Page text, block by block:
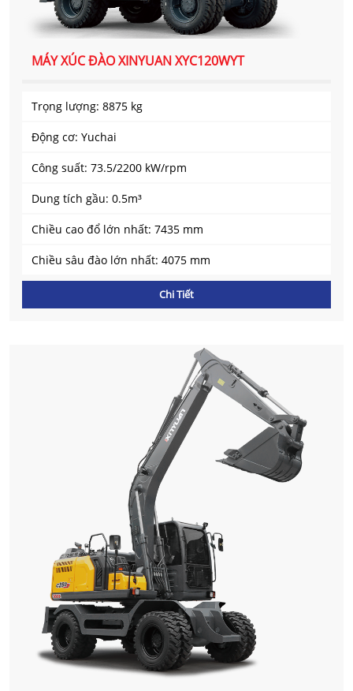
MÁY XÚC ĐÀO XINYUAN XYC120WYT
Trọng lượng: 8875 kg
Động cơ: Yuchai
Công suất: 73.5/2200 kW/rpm
Dung tích gầu: 0.5m³
Chiều cao đổ lớn nhất: 7435 mm
Chiều sâu đào lớn nhất: 4075 mm
Chi Tiết